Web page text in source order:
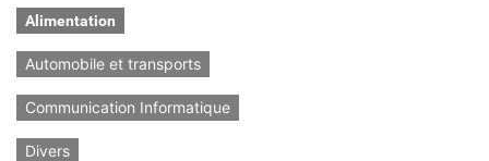
Alimentation
Automobile et transports
Communication Informatique
Divers